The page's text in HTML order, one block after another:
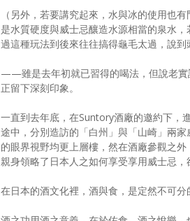
（另外，若要講究起來，水與冰的使用也
是水質硬度與威士忌釀造水源相當的泉水
過這種玩法到後來往往搞得龜毛太過，說到
——雖是去年初就已習得的喝法，但說老實
正留下深刻印象。
一直到去年底，在Suntory酒廠的邀約下，
途中，分別造訪的「白州」與「山崎」兩
的眼界視野均更上層樓，然在酒廠參觀之
親身領略了日本人之如何享受享用威士忌，
在日本的酒文化裡，酒與食，是定然不可分